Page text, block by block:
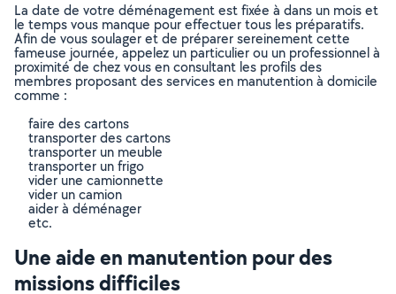
La date de votre déménagement est fixée à dans un mois et
le temps vous manque pour effectuer tous les préparatifs.
Afin de vous soulager et de préparer sereinement cette
fameuse journée, appelez un particulier ou un professionnel à
proximité de chez vous en consultant les profils des
membres proposant des services en manutention à domicile
comme :
faire des cartons
transporter des cartons
transporter un meuble
transporter un frigo
vider une camionnette
vider un camion
aider à déménager
etc.
Une aide en manutention pour des
missions difficiles